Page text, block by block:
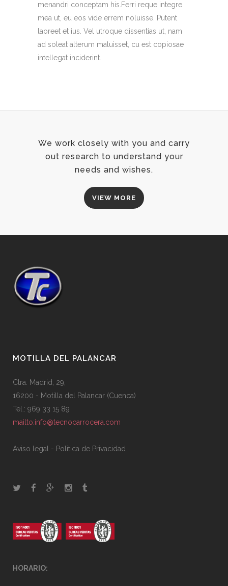
menandri conceptam his.Ferri reque integre
mea ut, eu eos vide errem noluisse. Putent
laoreet et ius. Vel utroque dissentias ut, nam
ad soleat alterum maluisset, cu est copiosae
intellegat inciderint.
We work closely with you and carry
out research to understand your
needs and wishes.
VIEW MORE
MOTILLA DEL PALANCAR
Ctra. Madrid, 29,
16200 - Motilla del Palancar (Cuenca)
Tel.: 969 33 15 89
mailto:info@tecnocarrocera.com
Aviso legal - Politica de Privacidad
HORARIO: